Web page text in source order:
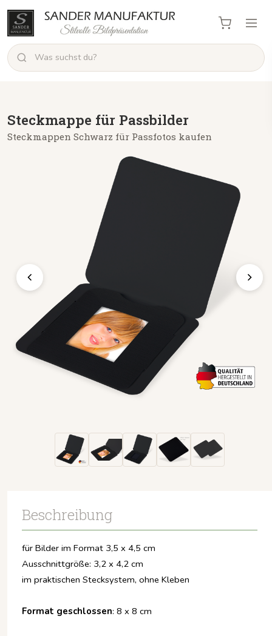
Steckmappe für Passbilder
Steckmappen Schwarz für Passfotos kaufen
Beschreibung
für Bilder im Format 3,5 x 4,5 cm
Ausschnittgröße: 3,2 x 4,2 cm
im praktischen Stecksystem, ohne Kleben
Format geschlossen: 8 x 8 cm